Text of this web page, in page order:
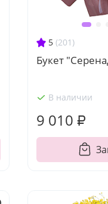
5 (201)
Букет
В наличии
9 010 ₽